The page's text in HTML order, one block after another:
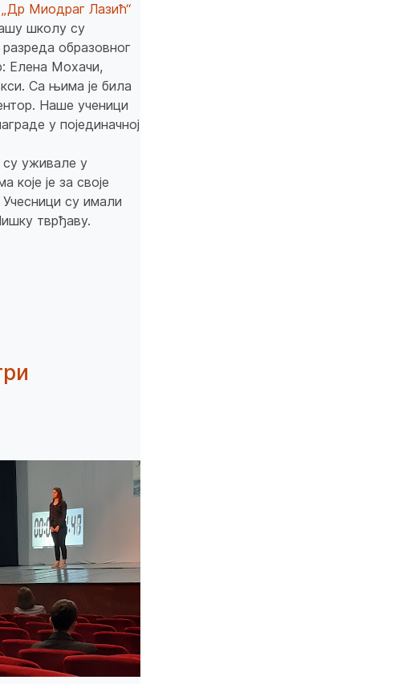
Миодраг Лазић“
школу су
образовног
Елена Мохачи,
Са њима је била
Наше ученици
у појединачној
уживале у
је за своје
су имали
тврђаву.